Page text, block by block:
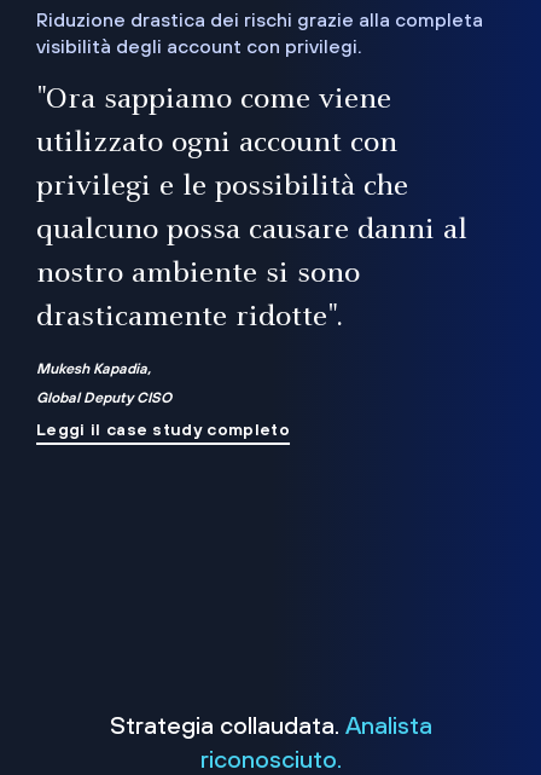
Riduzione drastica dei rischi grazie alla completa
visibilità degli account con privilegi.
"Ora sappiamo come viene
utilizzato ogni account con
privilegi e le possibilità che
qualcuno possa causare danni al
nostro ambiente si sono
drasticamente ridotte".
Mukesh Kapadia,
Global Deputy CISO
Leggi il case study completo
Strategia collaudata. Analista
riconosciuto.